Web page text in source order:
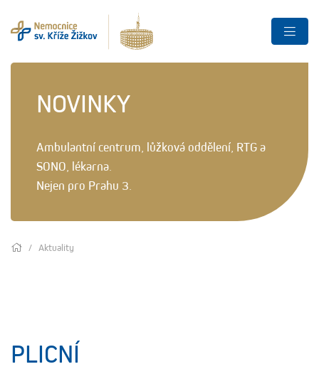
NOVINKY
Ambulantní centrum, lůžková oddělení, RTG a
SONO, lékarna.
Nejen pro Prahu 3.
Aktuality
PLICNÍ